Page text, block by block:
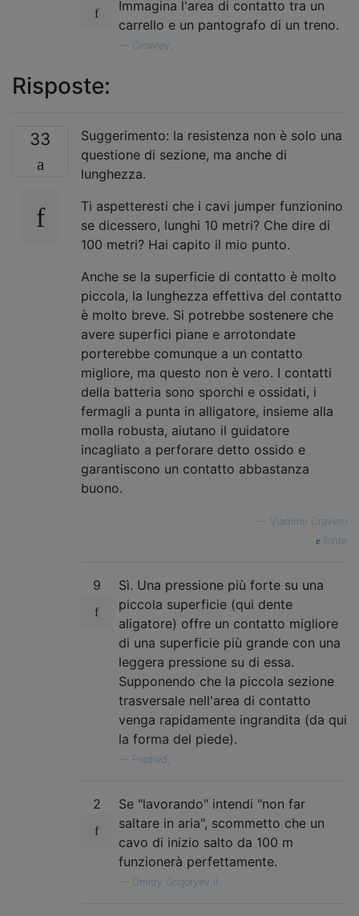
Immagina l'area di contatto tra un
carrello e un pantografo di un treno.
Crowley,
Risposte:
33
Suggerimento: la resistenza non è solo una
questione di sezione, ma anche di
lunghezza.
Ti aspetteresti che i cavi jumper funzionino
se dicessero, lunghi 10 metri? Che dire di
100 metri? Hai capito il mio punto.
Anche se la superficie di contatto è molto
piccola, la lunghezza effettiva del contatto
è molto breve. Si potrebbe sostenere che
avere superfici piane e arrotondate
porterebbe comunque a un contatto
migliore, ma questo non è vero. I contatti
della batteria sono sporchi e ossidati, i
fermagli a punta in alligatore, insieme alla
molla robusta, aiutano il guidatore
incagliato a perforare detto ossido e
garantiscono un contatto abbastanza
buono.
Vladimir Cravero
fonte
9
Sì. Una pressione più forte su una
piccola superficie (qui dente
aligatore) offre un contatto migliore
di una superficie più grande con una
leggera pressione su di essa.
Supponendo che la piccola sezione
trasversale nell'area di contatto
venga rapidamente ingrandita (da qui
la forma del piede).
Fredled,
2
Se "lavorando" intendi "non far
saltare in aria", scommetto che un
cavo di inizio salto da 100 m
funzionerà perfettamente.
Dmitry Grigoryev il